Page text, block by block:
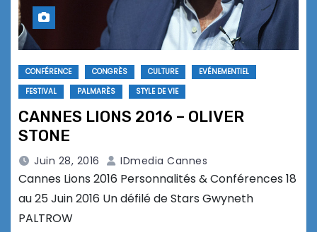
CONFÉRENCE CONGRÈS CULTURE
EVÉNEMENTIEL
FESTIVAL
PALMARÈS STYLE DE VIE
CANNES LIONS 2016 – OLIVER
STONE
Juin 28, 2016 IDmedia Cannes
Cannes Lions 2016 Personnalités & Conférences 18
au 25 Juin 2016 Un défilé de Stars Gwyneth
PALTROW